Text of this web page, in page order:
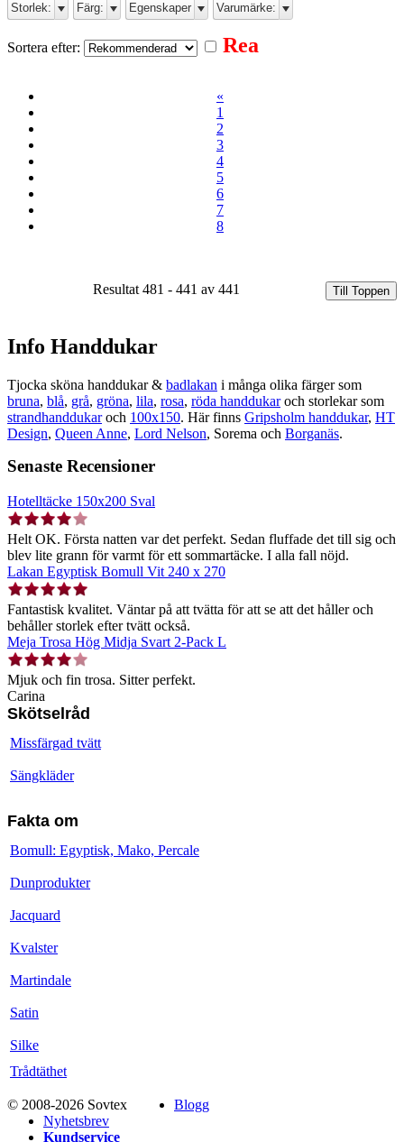
Storlek:
Färg: Egenskaper Varumärke:
Sortera efter: Rea
«
1
2
3
4
5
6
7
8
Resultat 481 - 441 av 441 Till Toppen
Info Handdukar
Tjocka sköna handdukar & badlakan i många olika färger som
bruna, blå, grå, gröna, lila, rosa, röda handdukaroch storlekar som
strandhanddukaroch 100x150. Här finns Gripsholm handdukar, HT
Design, Queen Anne, Lord Nelson, Sorema och Borganäs.
Senaste Recensioner
Hotelltäcke 150x200 Sval
Helt OK. Första natten var det perfekt. Sedan fluffade det till sig och
blev lite grann för varmt för ett sommartäcke. I alla fall nöjd.
Lakan Egyptisk Bomull Vit 240 x 270
Fantastisk kvalitet. Väntar på att tvätta för att se att det håller och
behåller storlek efter tvätt också.
Meja Trosa Hög Midja Svart 2-Pack L
Mjuk och fin trosa. Sitter perfekt.
Carina
Skötselråd
Missfärgad tvätt
Sängkläder
Fakta om
Bomull: Egyptisk, Mako, Percale
Dunprodukter
Jacquard
Kvalster
Martindale
Satin
Silke
Trådtäthet
© 2008-2026 Sovtex
Blogg
Nyhetsbrev
Kundservice